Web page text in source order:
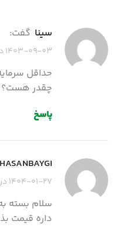
سینا گفت:
۱۴۰۳-۰۹-۰۳ در ۷:۳۳ ب٫ظ
حداقل
چقدر هست؟
پاسخ
۱۴۰۴-۰۱-۲۷ در ۹:۲۳ ق٫ظ
سلام بسته
داره قیمت